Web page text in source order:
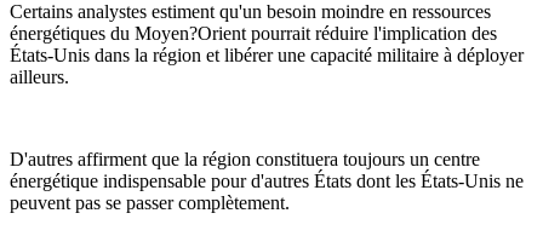
Certains analystes estiment qu'un besoin moindre en ressources
énergétiques du Moyen?Orient pourrait réduire l'implication des
États-Unis dans la région et libérer une capacité militaire à déployer
ailleurs.
D'autres affirment que la région constituera toujours un centre
énergétique indispensable pour d'autres États dont les États-Unis ne
peuvent pas se passer complètement.